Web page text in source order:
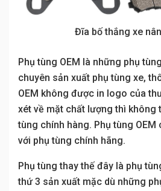
Đĩa bố thắng xe
Phụ tùng OEM là những phụ
chuyên sản xuất phụ tùng xe,
OEM không được in logo của
xét về mặt chất lượng thì không
tùng chính hàng. Phụ tùng
với phụ tùng chính hãng.
Phụ tùng thay thế đây là phụ
thứ 3 sản xuất mặc dù những